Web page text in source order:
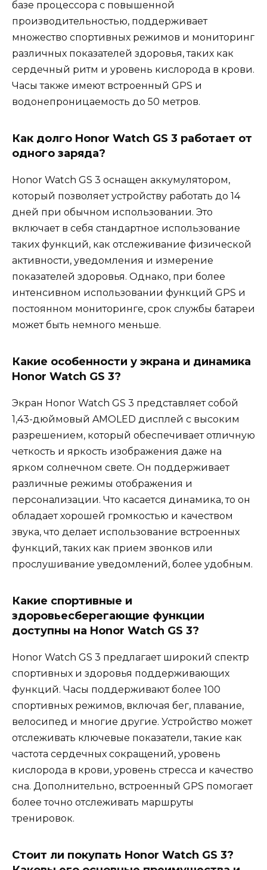
базе процессора с повышенной
производительностью, поддерживает
множество спортивных режимов и мониторинг
различных показателей здоровья, таких как
сердечный ритм и уровень кислорода в крови.
Часы также имеют встроенный GPS и
водонепроницаемость до 50 метров.
Как долго Honor Watch GS 3 работает от
одного заряда?
Honor Watch GS 3 оснащен аккумулятором,
который позволяет устройству работать до 14
дней при обычном использовании. Это
включает в себя стандартное использование
таких функций, как отслеживание физической
активности, уведомления и измерение
показателей здоровья. Однако, при более
интенсивном использовании функций GPS и
постоянном мониторинге, срок службы батареи
может быть немного меньше.
Какие особенности у экрана и динамика
Honor Watch GS 3?
Экран Honor Watch GS 3 представляет собой
1,43-дюймовый AMOLED дисплей с высоким
разрешением, который обеспечивает отличную
четкость и яркость изображения даже на
ярком солнечном свете. Он поддерживает
различные режимы отображения и
персонализации. Что касается динамика, то он
обладает хорошей громкостью и качеством
звука, что делает использование встроенных
функций, таких как прием звонков или
прослушивание уведомлений, более удобным.
Какие спортивные и
здоровьесберегающие функции
доступны на Honor Watch GS 3?
Honor Watch GS 3 предлагает широкий спектр
спортивных и здоровья поддерживающих
функций. Часы поддерживают более 100
спортивных режимов, включая бег, плавание,
велосипед и многие другие. Устройство может
отслеживать ключевые показатели, такие как
частота сердечных сокращений, уровень
кислорода в крови, уровень стресса и качество
сна. Дополнительно, встроенный GPS помогает
более точно отслеживать маршруты
тренировок.
Стоит ли покупать Honor Watch GS 3?